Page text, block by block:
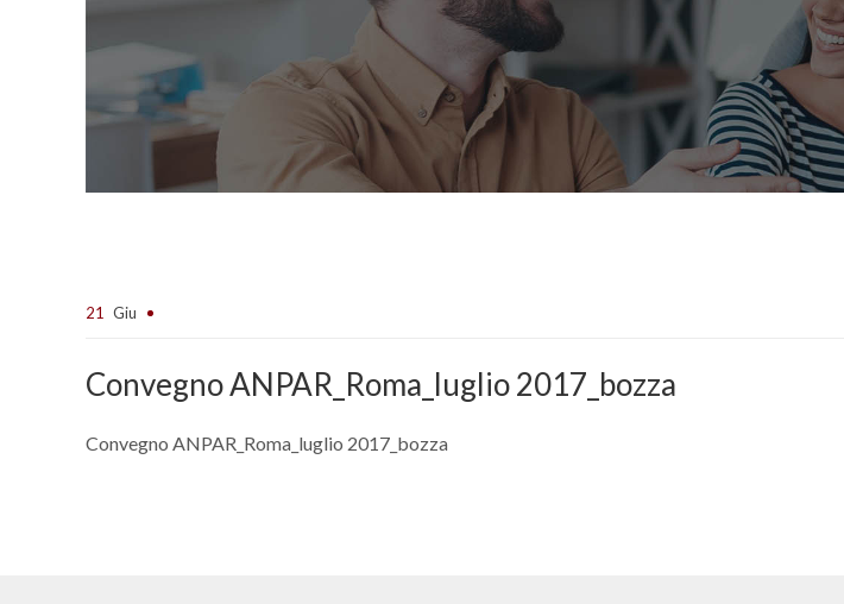
21 Giu
Convegno ANPAR_Roma_luglio 2017_bozza
Convegno ANPAR_Roma_luglio 2017_bozza